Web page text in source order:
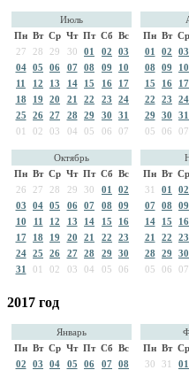
Июль
Пн Вт Ср Чт Пт Сб Вс
27
28 29 30 01 02
03
04
05 06 07 08 09
10
11
12 13 14 15 16
17
18
19 20 21 22 23
24
25
26 27 28 29 30
31
01
02 03 04 05 06 07
Пн Вт Ср
01
02
03
08
09
10
15
16
17
22
23
24
29
30
31
05
06 07
Октябрь
Пн Вт Ср Чт Пт Сб Вс
26
27 28 29 30 01
02
03
04 05 06 07 08
09
10
11 12 13 14 15
16
17
18 19 20 21 22
23
24
25 26 27 28 29
30
31
01 02 03 04 05 06
Пн Вт Ср
31
01
02
07
08
09
14
15
16
21
22
23
28
29
30
05
06 07
2017 год
Январь
Пн Вт Ср Чт Пт Сб Вс
02
03 04 05 06 07 08
Пн Вт Ср
30
31
01